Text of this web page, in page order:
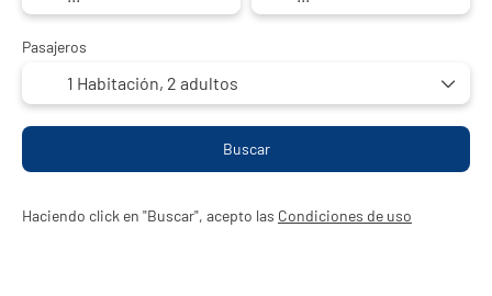
Pasajeros
1 Habitación, 2 adultos
Buscar
Haciendo click en "Buscar", acepto las Condiciones de uso